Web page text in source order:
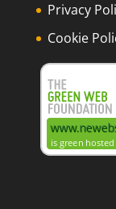
Privacy
Cookie